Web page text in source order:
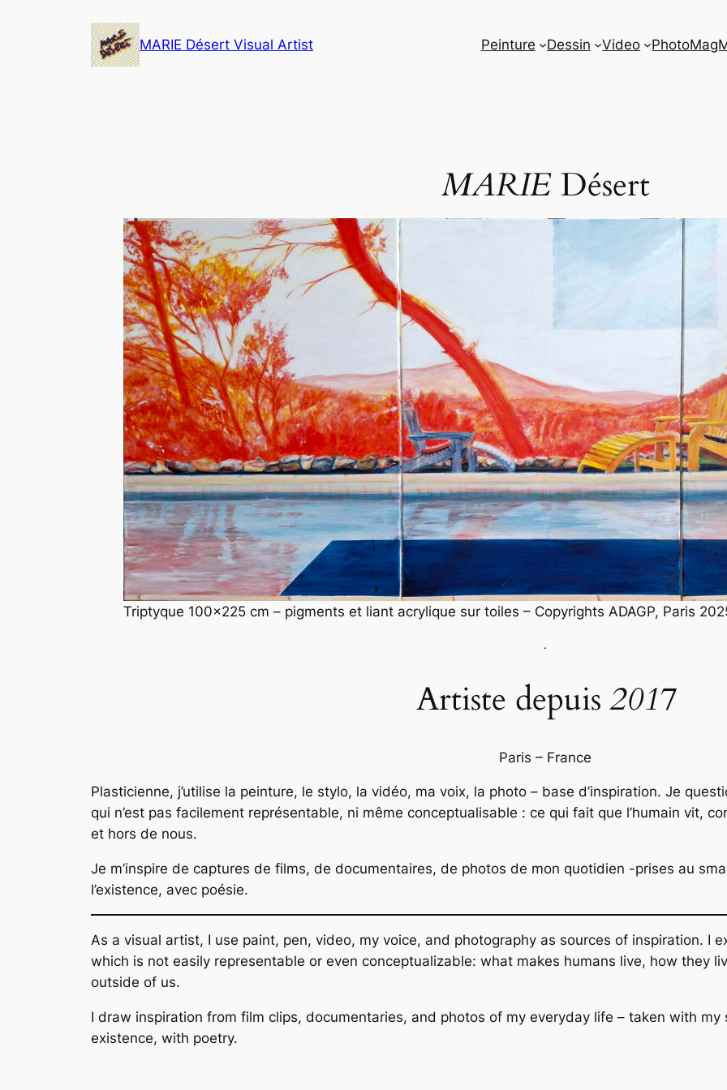
MARIE Désert Visual Artist Peinture Dessin Video Photo
MARIE Désert
Triptyque 100×225 cm – pigments et liant acrylique sur toiles – Copyrights ADAGP, Paris
.
Artiste depuis2017
Paris – France
Plasticienne, j’utilise la peinture, le stylo, la vidéo, ma voix, la photo – base d’inspiration. Je
qui n’est pas facilement représentable, ni même conceptualisable : ce qui fait que l’humain vit,
et hors de nous.
Je m’inspire de captures de films, de documentaires, de photos de mon quotidien -prises au
l’existence, avec poésie.
As a visual artist, I use paint, pen, video, my voice, and photography as sources of inspiration. I
which is not easily representable or even conceptualizable: what makes humans live, how they
outside of us.
I draw inspiration from film clips, documentaries, and photos of my everyday life – taken with
existence, with poetry.